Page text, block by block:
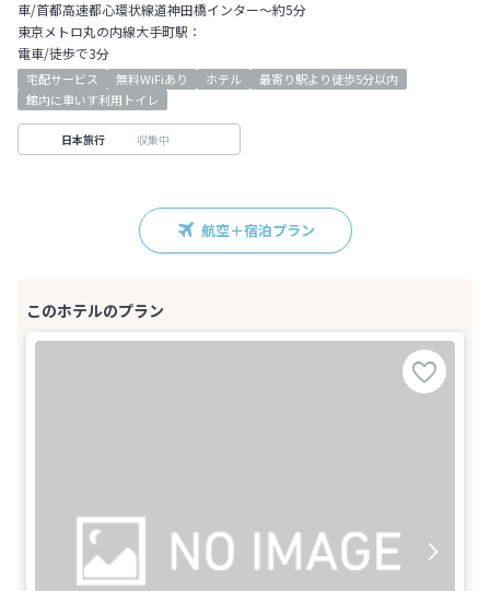
車/首都高速都心環状線道神田橋インター～約5分
東京メトロ丸の内線大手町駅：
電車/徒歩で3分
宅配サービス 無料WiFiあり ホテル
最寄り駅より徒歩5分以内
館内に車いす利用トイレ
日本旅行 収集中
航空＋宿泊プラン